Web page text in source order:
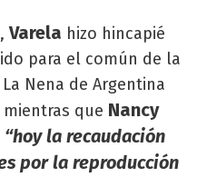
Varela hizo hincapié
para el común de la
Nena de Argentina
mientras que Nancy
“hoy la recaudación
por la reproducción